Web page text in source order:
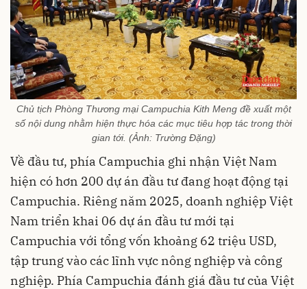
Chủ tịch Phòng Thương mại Campuchia Kith Meng đề xuất một
số nội dung nhằm hiện thực hóa các mục tiêu hợp tác trong thời
gian tới. (Ảnh: Trường Đặng)
Về đầu tư, phía Campuchia ghi nhận Việt Nam
hiện có hơn 200 dự án đầu tư đang hoạt động tại
Campuchia. Riêng năm 2025, doanh nghiệp Việt
Nam triển khai 06 dự án đầu tư mới tại
Campuchia với tổng vốn khoảng 62 triệu USD,
tập trung vào các lĩnh vực nông nghiệp và công
nghiệp. Phía Campuchia đánh giá đầu tư của Việt